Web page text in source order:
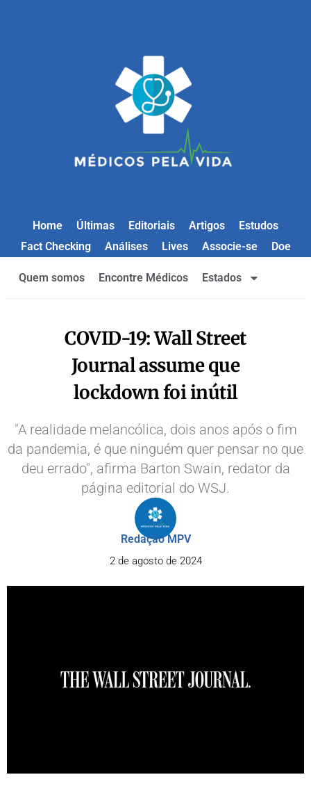
Home Últimas Editoriais Artigos
Estudos
Fact Checking
Análises Lives Associe-se Doe
Quem somos Encontre Médicos Estados
COVID-19: Wall Street
Journal assume que
lockdown foi inútil
"A realidade melancólica, dois anos após o fim
da pandemia, é que ninguém quer pensar no que
deu errado", afirma Barton Swain, redator da
página editorial do WSJ.
Redação MPV
2 de agosto de 2024